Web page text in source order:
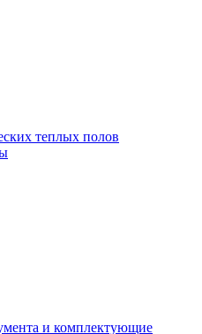
теплых полов
и комплектующие